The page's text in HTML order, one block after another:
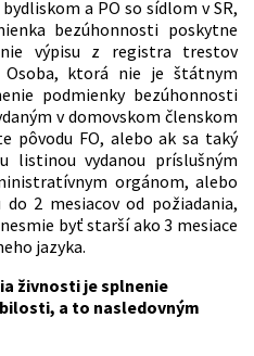
a PO so sídlom v SR,
bezúhonnosti poskytne
výpisu z registra trestov
Osoba, ktorá nie je štátnym
podmienky bezúhonnosti
v domovskom členskom
pôvodu FO, alebo ak sa taký
listinou vydanou príslušným
orgánom, alebo
2 mesiacov od požiadania,
byť starší ako 3 mesiace
jazyka.
živnosti je splnenie
a to nasledovným